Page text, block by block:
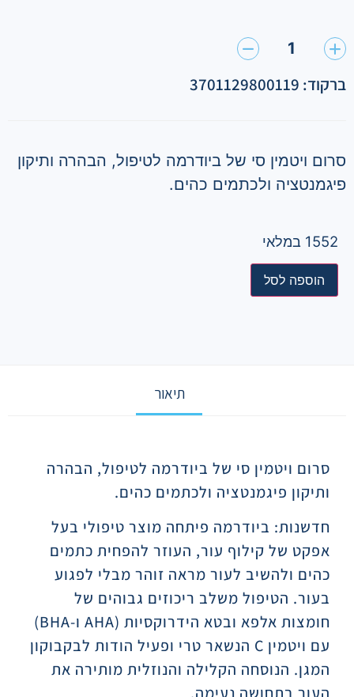
1
ברקוד: 3701129800119
סרום ויטמין סי של ביודרמה לטיפול, הבהרה ותיקון
פיגמנטציה ולכתמים כהים.
1552 במלאי
הוספה לסל
תיאור
סרום ויטמין סי של ביודרמה לטיפול, הבהרה
ותיקון פיגמנטציה ולכתמים כהים.
חדשנות: ביודרמה פיתחה מוצר טיפולי בעל
אפקט של קילוף עור, העוזר להפחית כתמים
כהים ולהשיב לעור מראה זוהר מבלי לפגוע
בעור. הטיפול משלב ריכוזים גבוהים של
חומצות אלפא ובטא הידרוקסיות (AHA ו-BHA)
עם ויטמין C הנשאר טרי ופעיל הודות לבקבוקון
המגן. הנוסחה הקלילה והנוזלית מותירה את